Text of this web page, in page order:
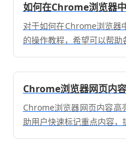
如何在Chrome浏览器
对于如何在Chrome浏览器
的操作教程，希望可以帮助
Chrome浏览器网页内
Chrome浏览器网页内容高
助用户快速标记重点内容，